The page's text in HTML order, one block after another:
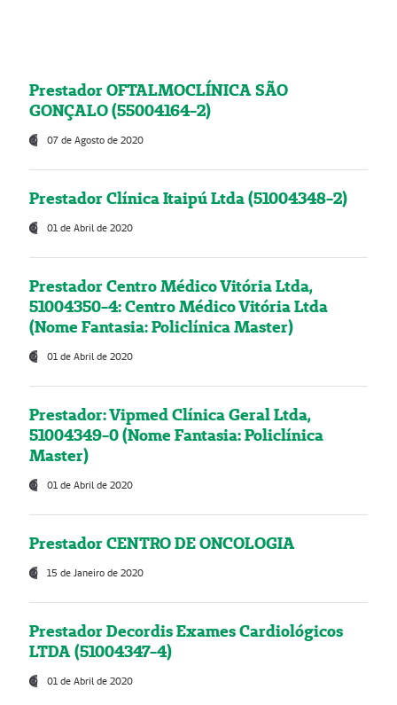
Prestador OFTALMOCLÍNICA SÃO
GONÇALO (55004164-2)
07 de Agosto de 2020
Prestador Clínica Itaipú Ltda (51004348-2)
01 de Abril de 2020
Prestador Centro Médico Vitória Ltda,
51004350-4: Centro Médico Vitória Ltda
(Nome Fantasia: Policlínica Master)
01 de Abril de 2020
Prestador: Vipmed Clínica Geral Ltda,
51004349-0 (Nome Fantasia: Policlínica
Master)
01 de Abril de 2020
Prestador CENTRO DE ONCOLOGIA
15 de Janeiro de 2020
Prestador Decordis Exames Cardiológicos
LTDA (51004347-4)
01 de Abril de 2020